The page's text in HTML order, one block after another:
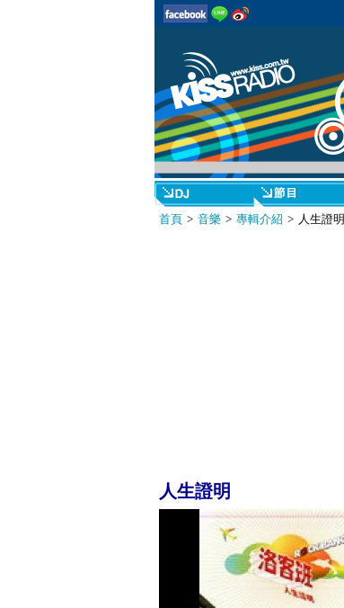
首頁> 音樂> 專輯介紹 > 人生證明
人生證明